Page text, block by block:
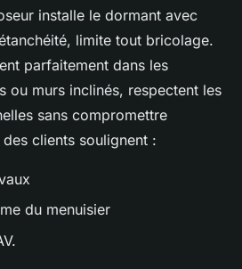
installe le dormant avec
limite tout bricolage.
parfaitement dans les
ou murs inclinés, respectent les
sans compromettre
des clients soulignent :
du menuisier